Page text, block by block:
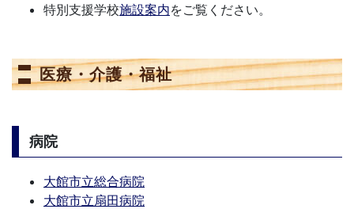
特別支援学校施設案内をご覧ください。
医療・介護・福祉
病院
大館市立総合病院
大館市立扇田病院